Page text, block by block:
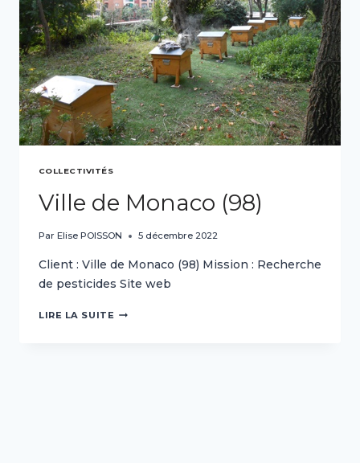
COLLECTIVITÉS
Ville de Monaco (98)
Par Elise POISSON 5 décembre 2022
Client : Ville de Monaco (98) Mission : Recherche
de pesticides Site web
LIRE LA SUITE VILLE